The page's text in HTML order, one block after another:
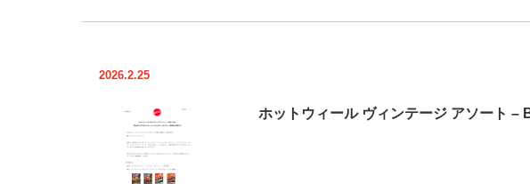
2026.2.25
ホットウィール ヴィンテージ アソート